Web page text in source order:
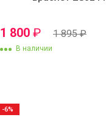
1 800 ₽ 1 895₽
В наличии
-6%